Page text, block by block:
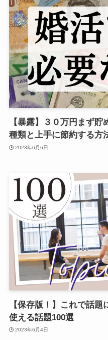
【暴露】３０万円まず
種類と上手に節約する方
2023年6月6日
【保存版！】これで話
使える話題100選
2023年6月4日